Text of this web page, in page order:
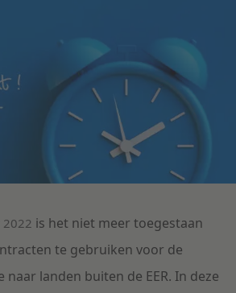
& Verzekering
onderneming
2022 is het niet meer toegestaan
te gebruiken voor de
landen buiten de EER. In deze